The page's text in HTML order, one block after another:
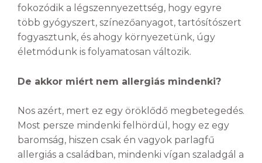
fokozódik a légszennyezettség, hogy egyre
több gyógyszert, színezőanyagot, tartósítószert
fogyasztunk, és ahogy környezetünk, úgy
életmódunk is folyamatosan változik.
De akkor miért nem allergiás mindenki?
Nos azért, mert ez egy öröklődő megbetegedés.
Most persze mindenki felhördül, hogy ez egy
baromság, hiszen csak én vagyok parlagfű
allergiás a családban, mindenki vígan szaladgál a